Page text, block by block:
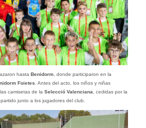
hasta Benidorm, donde participaron en la
Foietes . Antes del acto, los niños y niñas
camisetas de la Selecció Valenciana , cedidas por la
junto a los jugadores del club.